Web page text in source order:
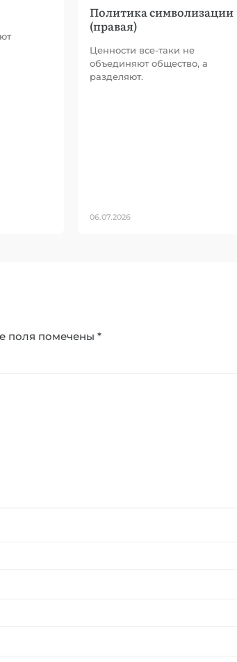
Политика символизации
(правая)
Ценности все-таки не
объединяют общество, а
разделяют.
06.07.2026
поля помечены *